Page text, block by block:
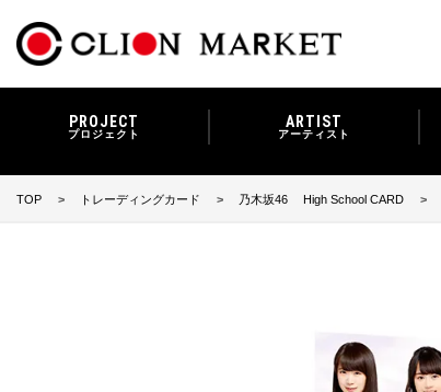
PROJECT
プロジェクト
ARTIST
アーティスト
TOP トレーディングカード 乃木坂46 High School CARD